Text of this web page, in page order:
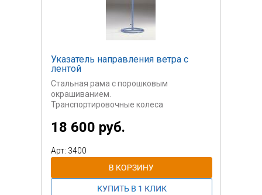
Указатель направления ветра с
лентой
Стальная рама с порошковым
окрашиванием.
Транспортировочные колеса
18 600 руб.
Арт: 3400